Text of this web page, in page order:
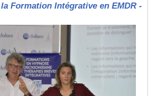
Formation Intégrative en EMDR -